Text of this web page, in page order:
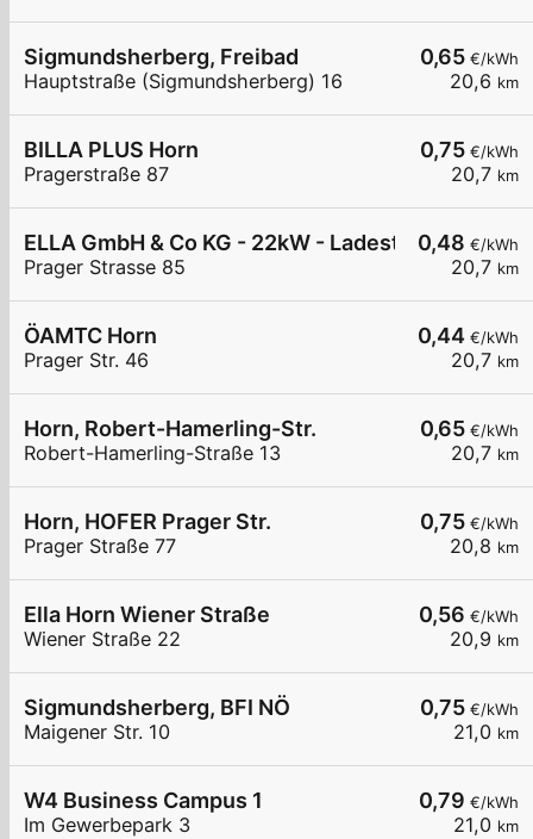
0,65 €/kWh
20,6 km
Sigmundsherberg, Freibad
Hauptstraße (Sigmundsherberg) 16
0,75 €/kWh
20,7 km
BILLA PLUS Horn
Pragerstraße 87
0,48 €/kWh
20,7 km
ELLA GmbH & Co KG - 22kW - Ladestation Horn
Prager Strasse 85
0,44 €/kWh
20,7 km
ÖAMTC Horn
Prager Str. 46
0,65 €/kWh
20,7 km
Horn, Robert-Hamerling-Str.
Robert-Hamerling-Straße 13
0,75 €/kWh
20,8 km
Horn, HOFER Prager Str.
Prager Straße 77
0,56 €/kWh
20,9 km
Ella Horn Wiener Straße
Wiener Straße 22
0,75 €/kWh
21,0 km
Sigmundsherberg, BFI NÖ
Maigener Str. 10
0,79 €/kWh
21,0 km
W4 Business Campus 1
Im Gewerbepark 3